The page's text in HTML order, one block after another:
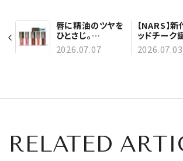
唇に精油のツヤを
ひとさじ。
【THREE】らしい
自然体なプランプ
2026.07.07
【NARS】
ッドチーク
オーガズム
全16色が“
2026.07.03
RELATED